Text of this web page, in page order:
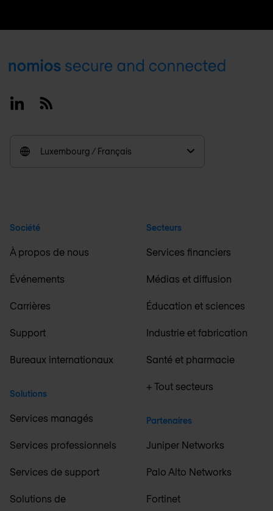
Footer
LinkedinRSS
Luxembourg / Français
Société
À propos de nous
Événements
Carrières
Support
Bureaux internationaux
Solutions
Services managés
Services professionnels
Services de support
Solutions de
Secteurs
Services financiers
Médias et diffusion
Éducation et sciences
Industrie et fabrication
Santé et pharmacie
+ Tout secteurs
Partenaires
Juniper Networks
Palo Alto Networks
Fortinet